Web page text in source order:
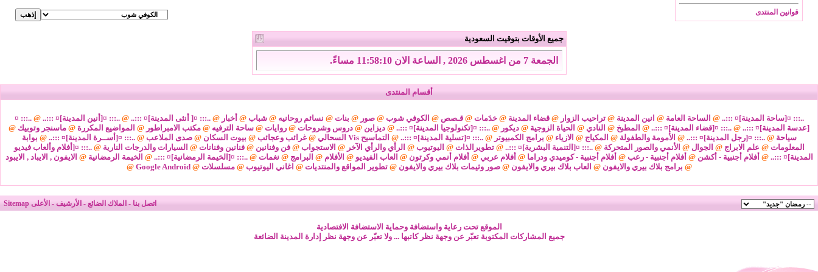
قوانين المنتدى
جميع الأوقات بتوقيت السعودية
الجمعة 7 من اغسطس 2026 , الساعة الان 11:58:11 مساءً.
أقسام المنتدى
..::: ¤[ساحة المدينة]¤ :::.. @ الساحة العامة @ انين المدينة @تراحيب الزوار @قضاء المدينة @خدَمات @قـصص @ الكوفي شوب @صور @ بنات @ نسائم روحانيه @شباب @ أخبار @..::: ¤[ أنثى المدينة]¤ :::.. @..::: ¤[أنين المدينة]¤ :::.. @
..::: ¤
[عدسة المدينة]¤ :::.. @ ..::: ¤[قضاء المدينة]¤ :::.. @ المطبخ @ النادي @ الحياة الزوجية @ ديكور @ ..::: ¤[تكنولوجيا المدينة]¤ :::.. @ ديزاين @ دروس وشروحات @ روايات @ ساحة الترفيه @ مكتب الامبراطور @ المواضيع المكررة @ ماسنجر وتوبيك @
سياحة @..::: ¤[رجل المدينة]¤ :::.. @ الأمومة والطفولة @ المكياج @ الازياء @ برامج الكمبيوتر @..::: ¤[تسلية المدينة]¤ :::.. @ التماسيح Vis السحالي @غرائب وعجائب @ بيوت السكان @صدى الملاعب @..::: ¤[أســرة المدينة]¤ :::.. @ بوابة
المعلومات @ علم الابراج @ الجوال @ الأنمي والصور المتحركة @..::: ¤[التنمية البشرية]¤ :::.. @تطويرالذات @ اليوتيوب @ الرأي والرأي الآخر @ الاستجواب @فن وفنانين @فنانين وفنانات @ السيارات والدرجات النارية @..::: ¤[أفلام وألعاب فيديو
المدينة]¤ :::.. @ أفلام أجنبية - أكشن @ أفلام أجنبية - رعب @ أفلام أجنبية - كوميدي ودراما @ أفلام عربي @ أفلام أنمي وكرتون @ العاب الفيديو @ الأفلام @ البرامج @ نغمات @..::: ¤[الخيمة الرمضانية]¤ :::.. @ الخيمة الرمضانية @ الايفون , الايباد , الايبود
@ برامج بلاك بيري والايفون @ العاب بلاك بيري والايفون @صور وثيمات بلاك بيري والايفون @تطوير المواقع والمنتديات @ اغاني اليوتيوب @مسلسلات @
Google Android
@
اتصل بنا - الملاك الضائع - الأرشيف - الأعلى Sitemap
الموقع تحت رعاية واستضافة وحماية الاستضافة الافتصادية
جميع المشاركات المكتوبة تعبّر عن وجهة نظر كاتبها ... ولا تعبّر عن وجهة نظر إدارة المدينة الضائعة